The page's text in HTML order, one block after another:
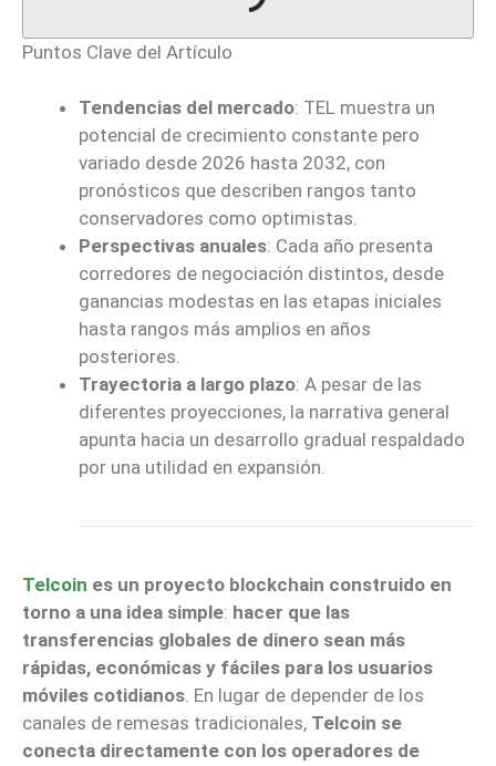
Puntos Clave del Artículo
Tendencias del mercado: TEL muestra un
potencial de crecimiento constante pero
variado desde 2026 hasta 2032, con
pronósticos que describen rangos tanto
conservadores como optimistas.
Perspectivas anuales: Cada año presenta
corredores de negociación distintos, desde
ganancias modestas en las etapas iniciales
hasta rangos más amplios en años
posteriores.
Trayectoria a largo plazo: A pesar de las
diferentes proyecciones, la narrativa general
apunta hacia un desarrollo gradual respaldado
por una utilidad en expansión.
Telcoin es un proyecto blockchain construido en
torno a una idea simple: hacer que las
transferencias globales de dinero sean más
rápidas, económicas y fáciles para los usuarios
móviles cotidianos. En lugar de depender de los
canales de remesas tradicionales, Telcoin se
conecta directamente con los operadores de